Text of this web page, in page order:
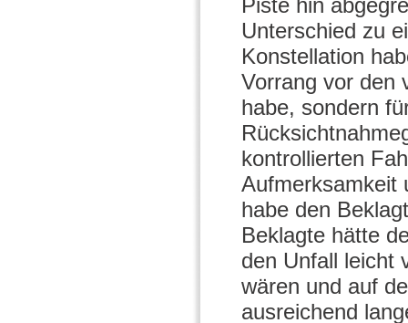
Unterschied zu
Konstellation
Vorrang vor den
habe, sondern
kontrollierten
Aufmerksamkeit
habe den
Beklagte hätte
den Unfall leicht
wären und auf
ausreichend